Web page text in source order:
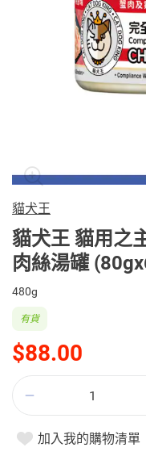
貓犬王
貓犬王 貓用之
肉絲湯罐
480g
$88.00
有貨
加入我的購物清單